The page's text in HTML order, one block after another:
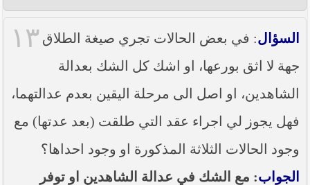
١٣ السؤال: في بعض الحالات تجري صيغة الطلاق
جهة لا اثق بورعها، او اشك كل الشك بعدالة
الشاهدين، او اصل الى مرحلة اليقين بعدم عدالتهما،
فهل يجوز لي اجراء عقد التي طلقت (بعد عدتها) مع
وجود الحالات الثلاثة المذكورة او وجود احداها؟
الجواب: مع الشك في عدالة الشاهدين او توفر